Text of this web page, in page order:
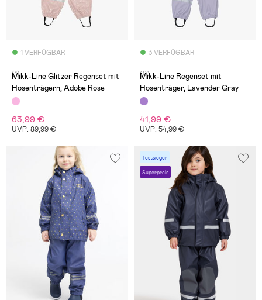
1 VERFÜGBAR
(1)
Mikk-Line Glitzer Regenset mit
Hosenträgern, Adobe Rose
63,99 €
UVP: 89,99 €
3 VERFÜGBAR
(0)
Mikk-Line Regenset mit
Hosenträger, Lavender Gray
41,99 €
UVP: 54,99 €
Testsieger
Superpreis